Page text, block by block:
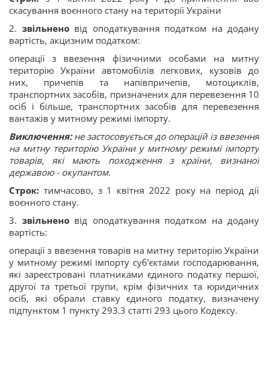
скасування воєнного стану на території України
2. звільненовід оподаткування податком на додану
вартість, акцизним податком:
операції з ввезення фізичними особами на митну
територію України автомобілів легкових, кузовів до
них, причепів та напівпричепів, мотоциклів,
транспортних засобів, призначених для перевезення 10
осіб i більше, транспортних засобів для перевезення
вантажів у митному режимі імпорту.
Виключення:не застосовується до операцій із ввезення
на митну територію України у митному режимі імпорту
товарів, які мають походження з країни, визнаної
державою - окупантом.
Cтрок: тимчасово, з 1 квітня 2022 року на період дії
воєнного стану.
3. звільненовід оподаткування податком на додану
вартість:
операції з ввезення товарів на митну територію України
у митному режимі імпорту суб'єктами господарювання,
які зареєстровані платниками єдиного податку першої,
другої та третьої групи, крім фізичних та юридичних
осіб, які обрали ставку єдиного податку, визначену
підпунктом 1 пункту 293.3 статті 293 цього Кодексу.